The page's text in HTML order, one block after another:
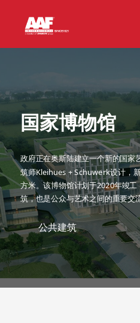
国家博物馆
政府正在奥斯陆建立一个新的国家
筑师Kleihues + Schuwerk设计，
方米。该博物馆计划于2020年竣
筑，也是公众与艺术之间的重要交
公共建筑